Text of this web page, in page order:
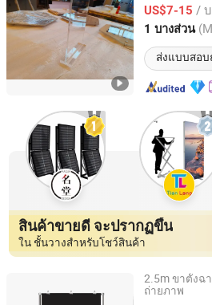
US$7-15 /
1 บางส่วน
ส่งแบบสอบ
Guangdong, China อัต
สินค้าขายดี จะปรากฏขึ้น
ใน ชั้นวางสำหรับโชว์สินค้า
2.5m ขาตั้งฉ
ถ่ายภาพ
Guangzhou Miao Figure Digital